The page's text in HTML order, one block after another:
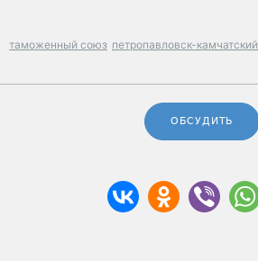
таможенный союз петропавловск-камчатский
ОБСУДИТЬ